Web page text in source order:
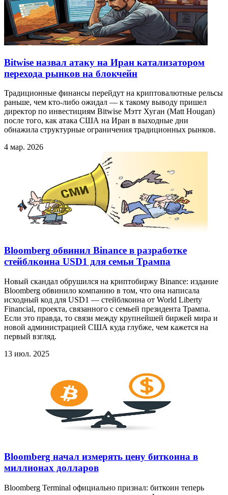
Bitwise назвал атаку на Иран катализатором
перехода рынков на блокчейн
Традиционные финансы перейдут на криптовалютные рельсы
раньше, чем кто-либо ожидал — к такому выводу пришел
директор по инвестициям Bitwise Мэтт Хуган (Matt Hougan)
после того, как атака США на Иран в выходные дни
обнажила структурные ограничения традиционных рынков.
4 мар. 2026
Bloomberg обвинил Binance в разработке
стейблкоина USD1 для семьи Трампа
Новый скандал обрушился на криптобиржу Binance: издание
Bloomberg обвинило компанию в том, что она написала
исходный код для USD1 — стейблкоина от World Liberty
Financial, проекта, связанного с семьей президента Трампа.
Если это правда, то связи между крупнейшей биржей мира и
новой администрацией США куда глубже, чем кажется на
первый взгляд.
13 июл. 2025
Bloomberg начал измерять цену биткоина в
миллионах долларов
Bloomberg Terminal официально признал: биткоин теперь